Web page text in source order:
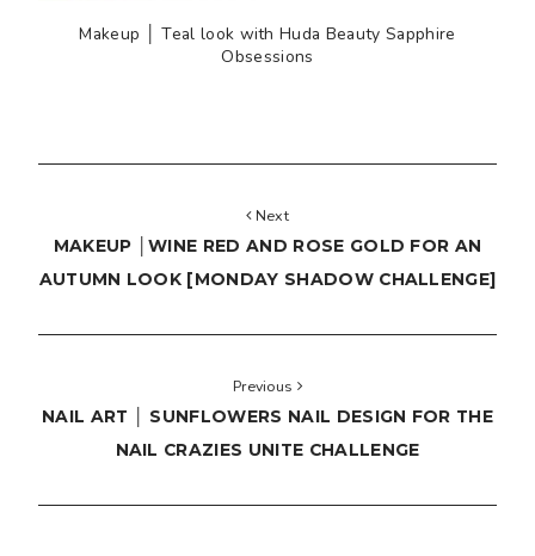
Makeup │ Teal look with Huda Beauty Sapphire
Obsessions
Next
MAKEUP │WINE RED AND ROSE GOLD FOR AN
AUTUMN LOOK [MONDAY SHADOW CHALLENGE]
Previous
NAIL ART │ SUNFLOWERS NAIL DESIGN FOR THE
NAIL CRAZIES UNITE CHALLENGE